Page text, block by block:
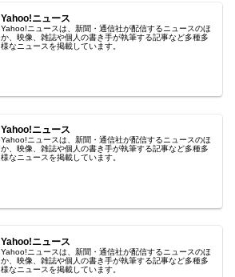
Yahoo!ニュース
Yahoo!ニュースは、新聞・通信社が配信するニュースのほ
か、映像、雑誌や個人の書き手が執筆する記事など多種多
様なニュースを掲載しています。
Yahoo!ニュース
Yahoo!ニュースは、新聞・通信社が配信するニュースのほ
か、映像、雑誌や個人の書き手が執筆する記事など多種多
様なニュースを掲載しています。
Yahoo!ニュース
Yahoo!ニュースは、新聞・通信社が配信するニュースのほ
か、映像、雑誌や個人の書き手が執筆する記事など多種多
様なニュースを掲載しています。